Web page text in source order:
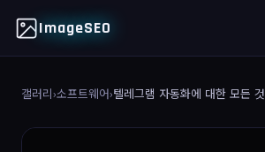
ImageSEO
갤러리›소프트웨어›텔레그램 자동화에 대한 모든 것